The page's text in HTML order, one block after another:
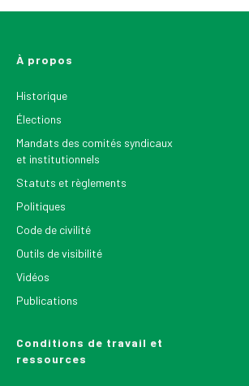
À propos
Historique
Élections
Mandats des comités syndicaux
et institutionnels
Statuts et règlements
Politiques
Code de civilité
Outils de visibilité
Vidéos
Publications
Conditions de travail et
ressources